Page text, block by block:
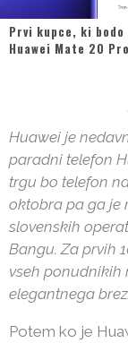
Prvi kupce, ki
Huawei Mate 20
Huawei je
paradni telefon
trgu bo telefon
oktobra pa ga je
slovenskih
Bangu. Za prvih
vseh ponudnikih
elegantnega
Potem ko je